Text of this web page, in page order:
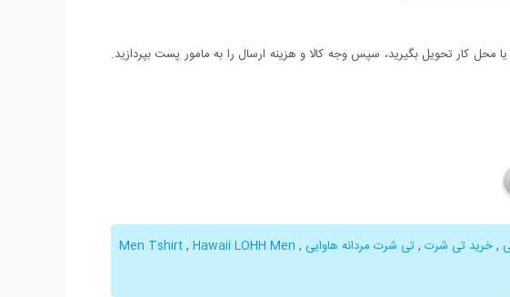
کار تحویل بگیرید، سپس وجه کالا و هزینه ارسال را به مامور پست بپردازید.
,خرید تی شرت , تی شرت مردانه هاوایی ,
Men Tshirt, Hawaii LOHH Men